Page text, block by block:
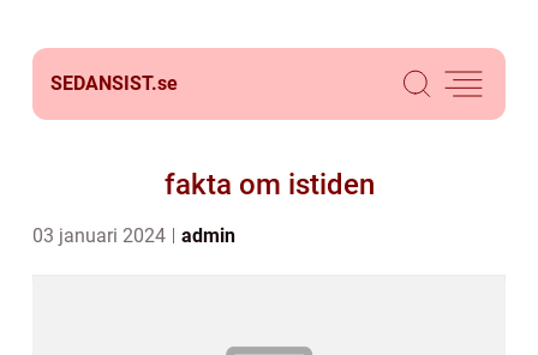
SEDANSIST.se
fakta om istiden
03 januari 2024 admin